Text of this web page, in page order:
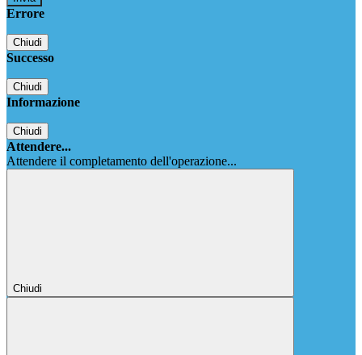
Errore
Chiudi
Successo
Chiudi
Informazione
Chiudi
Attendere...
Attendere il completamento dell'operazione...
Chiudi